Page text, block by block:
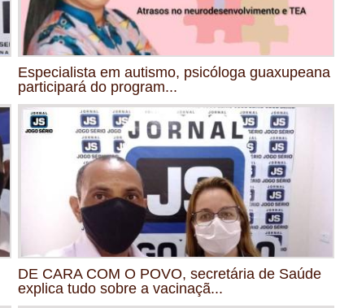
Especialista em autismo, psicóloga guaxupeana
participará do program...
DE CARA COM O POVO, secretária de Saúde
explica tudo sobre a vacinaçã...